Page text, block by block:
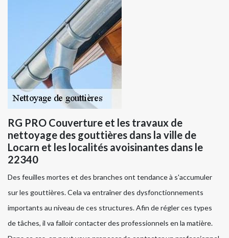
RG PRO Couverture et les travaux de
nettoyage des gouttières dans la ville de
Locarn et les localités avoisinantes dans le
22340
Des feuilles mortes et des branches ont tendance à s'accumuler
sur les gouttières. Cela va entraîner des dysfonctionnements
importants au niveau de ces structures. Afin de régler ces types
de tâches, il va falloir contacter des professionnels en la matière.